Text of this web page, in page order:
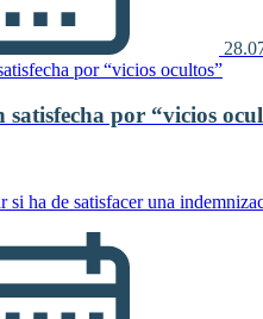
satisfecha por “vicios
si ha de satisfacer una